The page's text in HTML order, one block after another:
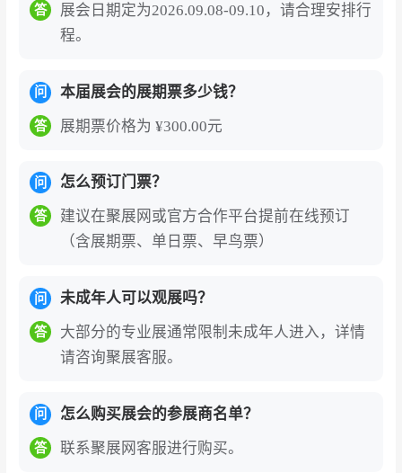
答
展会日期定为2026.09.08-09.10，请合理安排行
程。
问 本届展会的展期票多少钱？
答 展期票价格为 ¥300.00元
问 怎么预订门票？
答
建议在聚展网或官方合作平台提前在线预订
（含展期票、单日票、早鸟票）
问 未成年人可以观展吗？
答
大部分的专业展通常限制未成年人进入，详情
请咨询聚展客服。
问 怎么购买展会的参展商名单？
答 联系聚展网客服进行购买。